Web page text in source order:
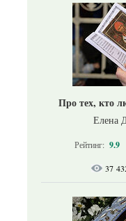
Про тех, кто
Елена
Рейтинг: 9.9
37